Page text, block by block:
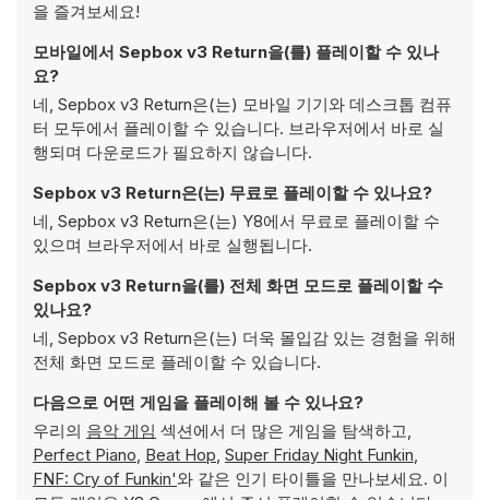
을 즐겨보세요!
모바일에서 Sepbox v3 Return을(를) 플레이할 수 있나
요?
네, Sepbox v3 Return은(는) 모바일 기기와 데스크톱 컴퓨
터 모두에서 플레이할 수 있습니다. 브라우저에서 바로 실
행되며 다운로드가 필요하지 않습니다.
Sepbox v3 Return은(는) 무료로 플레이할 수 있나요?
네, Sepbox v3 Return은(는) Y8에서 무료로 플레이할 수
있으며 브라우저에서 바로 실행됩니다.
Sepbox v3 Return을(를) 전체 화면 모드로 플레이할 수
있나요?
네, Sepbox v3 Return은(는) 더욱 몰입감 있는 경험을 위해
전체 화면 모드로 플레이할 수 있습니다.
다음으로 어떤 게임을 플레이해 볼 수 있나요?
우리의 음악 게임 섹션에서 더 많은 게임을 탐색하고,
Perfect Piano, Beat Hop, Super Friday Night Funkin,
FNF: Cry of Funkin'와 같은 인기 타이틀을 만나보세요. 이